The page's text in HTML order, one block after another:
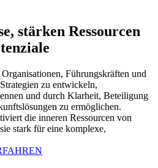
stärken Ressourcen
Führungskräften und
zu entwickeln,
und durch Klarheit, Beteiligung
zu ermöglichen.
die inneren Ressourcen von
stark für eine komplexe,